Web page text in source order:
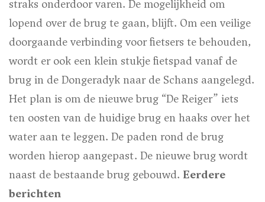
straks onderdoor varen. De mogelijkheid om
lopend over de brug te gaan, blijft. Om een veilige
doorgaande verbinding voor fietsers te behouden,
wordt er ook een klein stukje fietspad vanaf de
brug in de Dongeradyk naar de Schans aangelegd.
Het plan is om de nieuwe brug “De Reiger” iets
ten oosten van de huidige brug en haaks over het
water aan te leggen. De paden rond de brug
worden hierop aangepast. De nieuwe brug wordt
naast de bestaande brug gebouwd. Eerdere
berichten